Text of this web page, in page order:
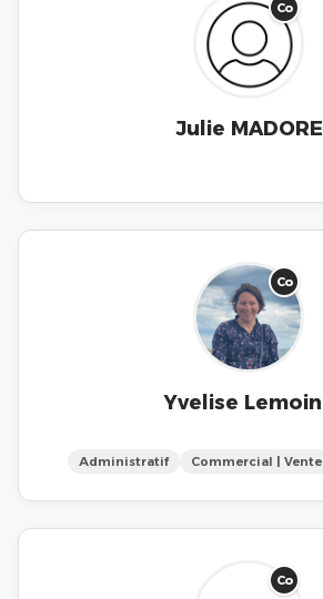
Co
Julie MADORE
Co
Yvelise
Administratif Commercial |
Co